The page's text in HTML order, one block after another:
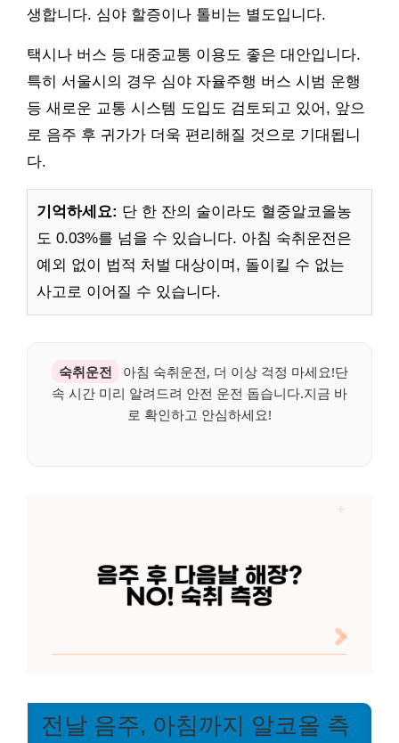
생합니다. 심야 할증이나 톨비는 별도입니다.
택시나 버스 등 대중교통 이용도 좋은 대안입니다.
특히 서울시의 경우 심야 자율주행 버스 시범 운행
등 새로운 교통 시스템 도입도 검토되고 있어, 앞으
로 음주 후 귀가가 더욱 편리해질 것으로 기대됩니
다.
기억하세요: 단 한 잔의 술이라도 혈중알코올농
도 0.03%를 넘을 수 있습니다. 아침 숙취운전은
예외 없이 법적 처벌 대상이며, 돌이킬 수 없는
사고로 이어질 수 있습니다.
숙취운전
아침 숙취운전, 더 이상 걱정 마세요!단
속 시간 미리 알려드려 안전 운전 돕습니다.지금 바
로 확인하고 안심하세요!
전날 음주, 아침까지 알코올 측